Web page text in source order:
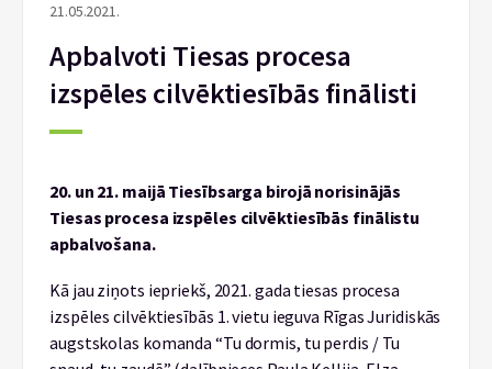
21.05.2021.
Apbalvoti Tiesas procesa
izspēles cilvēktiesībās finālisti
20. un 21. maijā Tiesībsarga birojā norisinājās
Tiesas procesa izspēles cilvēktiesībās finālistu
apbalvošana.
Kā jau ziņots iepriekš, 2021. gada tiesas procesa
izspēles cilvēktiesībās 1. vietu ieguva Rīgas Juridiskās
augstskolas komanda “Tu dormis, tu perdis / Tu